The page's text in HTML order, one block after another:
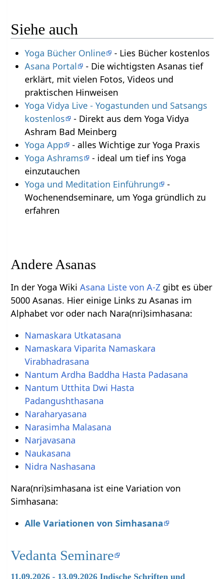
Siehe auch
Yoga Bücher Online
- Lies Bücher kostenlos
Asana Portal
- Die wichtigsten Asanas tief
erklärt, mit vielen Fotos, Videos und
praktischen Hinweisen
Yoga Vidya Live - Yogastunden und Satsangs
kostenlos
- Direkt aus dem Yoga Vidya
Ashram Bad Meinberg
Yoga App
- alles Wichtige zur Yoga Praxis
Yoga Ashrams
- ideal um tief ins Yoga
einzutauchen
Yoga und Meditation Einführung
-
Wochenendseminare, um Yoga gründlich zu
erfahren
Andere Asanas
In der Yoga WikiAsana Liste von A-Z gibt es über
5000 Asanas. Hier einige Links zu Asanas im
Alphabet vor oder nach Nara(nri)simhasana:
Namaskara Utkatasana
Namaskara Viparita Namaskara
Virabhadrasana
Nantum Ardha Baddha Hasta Padasana
Nantum Utthita Dwi Hasta
Padangushthasana
Naraharyasana
Narasimha Malasana
Narjavasana
Naukasana
Nidra Nashasana
Nara(nri)simhasana ist eine Variation von
Simhasana:
Alle Variationen von Simhasana
Vedanta Seminare
11.09.2026 - 13.09.2026 Indische Schriften und